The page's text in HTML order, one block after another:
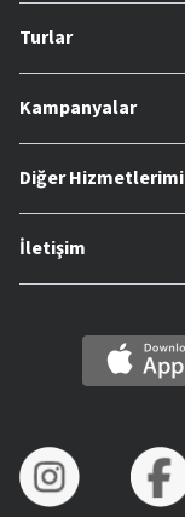
Turlar
Kampanyalar
Diğer
İletişim